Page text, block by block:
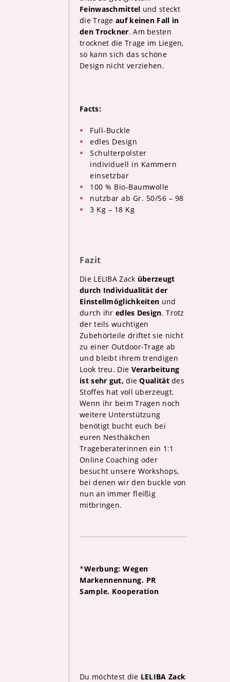
Feinwaschmittel und steckt
die Trage auf keinen Fall in
den Trockner. Am besten
trocknet die Trage im Liegen,
so kann sich das schöne
Design nicht verziehen.
Facts:
Full-Buckle
edles Design
Schulterpolster
individuell in Kammern
einsetzbar
100 % Bio-Baumwolle
nutzbar ab Gr. 50/56 – 98
3 Kg – 18 Kg
Fazit
Die LELIBA Zack überzeugt
durch Individualität der
Einstellmöglichkeiten und
durch ihr edles Design. Trotz
der teils wuchtigen
Zubehörteile driftet sie nicht
zu einer Outdoor-Trage ab
und bleibt ihrem trendigen
Look treu. Die Verarbeitung
ist sehr gut, dieQualitätdes
Stoffes hat voll überzeugt.
Wenn ihr beim Tragen noch
weitere Unterstützung
benötigt bucht euch bei
euren Nesthäkchen
Trageberaterinnen ein 1:1
Online Coaching oder
besucht unsere Workshops,
bei denen wir den buckle von
nun an immer fleißig
mitbringen.
*Werbung: Wegen
Markennennung. PR
Sample. Kooperation
Du möchtest die LELIBA Zack